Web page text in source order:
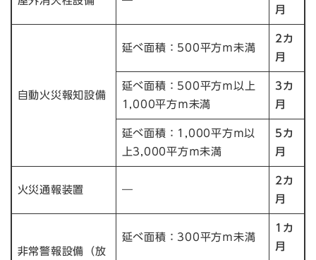
月
自動火災報知設備
延べ面積：500平方ｍ未満
2カ
月
延べ面積：500平方ｍ以上
1,000平方ｍ未満
3カ
月
延べ面積：1,000平方ｍ以
上3,000平方ｍ未満
5カ
月
火災通報装置 ―
2カ
月
非常警報設備（放
延べ面積：300平方ｍ未満
1カ
月